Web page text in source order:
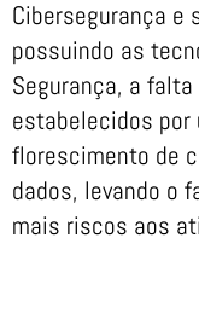
Cibersegurança e
possuindo as
Segurança, a
estabelecidos
florescimento de
dados, levando o
mais riscos aos